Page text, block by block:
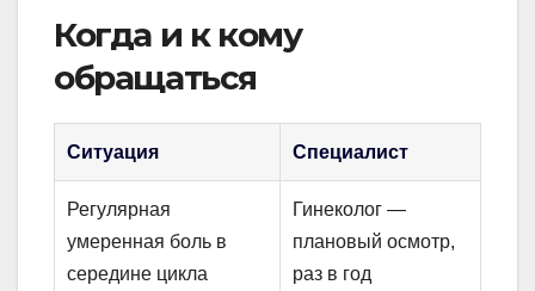
Когда и к кому
обращаться
Ситуация Специалист
Регулярная
умеренная боль в
середине цикла
Гинеколог —
плановый осмотр,
раз в год